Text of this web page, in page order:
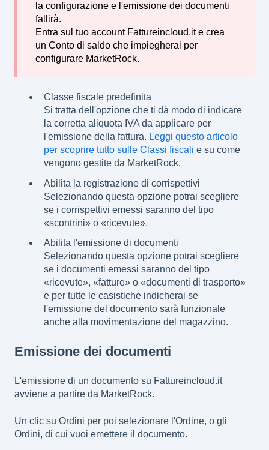
la configurazione e l'emissione dei documenti
fallirà.
Entra sul tuo account Fattureincloud.it e crea
un Conto di saldo che impiegherai per
configurare MarketRock.
Classe fiscale predefinita
Si tratta dell'opzione che ti dà modo di indicare
la corretta aliquota IVA da applicare per
l'emissione della fattura. Leggi questo articolo
per scoprire tutto sulle Classi fiscali e su come
vengono gestite da MarketRock.
Abilita la registrazione di corrispettivi
Selezionando questa opzione potrai scegliere
se i corrispettivi emessi saranno del tipo
«scontrini» o «ricevute».
Abilita l'emissione di documenti
Selezionando questa opzione potrai scegliere
se i documenti emessi saranno del tipo
«ricevute», «fatture» o «documenti di trasporto»
e per tutte le casistiche indicherai se
l'emissione del documento sarà funzionale
anche alla movimentazione del magazzino.
Emissione dei documenti
L'emissione di un documento su Fattureincloud.it
avviene a partire da MarketRock.
Un clic su Ordini per poi selezionare l'Ordine, o gli
Ordini, di cui vuoi emettere il documento.